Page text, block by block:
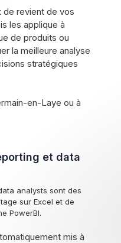
revient de vos
les applique à
de produits ou
la meilleure analyse
stratégiques
en-Laye ou à
et data
analysts sont des
sur Excel et de
PowerBI.
mis à